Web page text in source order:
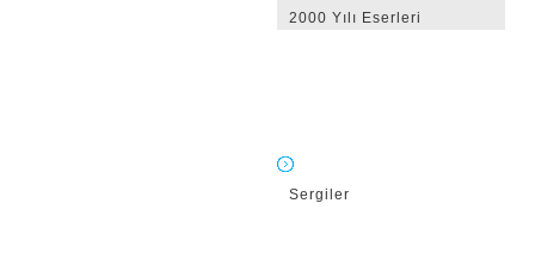
2000 Yılı Eserleri
Sergiler